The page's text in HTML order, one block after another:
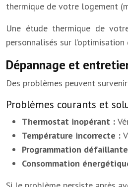
thermique de votre logement
Une étude thermique de
personnalisés sur
Dépannage et
Des problèmes peuvent
Problèmes courants et
Thermostat inopérant :
Température incorrecte :
Programmation
Consommation